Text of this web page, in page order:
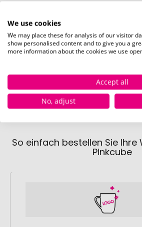
Maßgefertigte Kraft-
So einfach bestellen Sie Ihre
Pinkcube
We use cookies
We may place these for analysis of our visitor
show personalised content and to give you a
more information about the cookies we use
Accept all
No, adjust